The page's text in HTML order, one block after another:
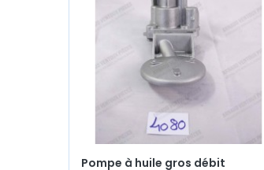
Pompe à huile gros débit